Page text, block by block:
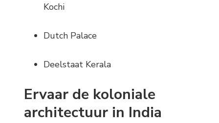
Kochi
Dutch Palace
Deelstaat Kerala
Ervaar de koloniale
architectuur in India